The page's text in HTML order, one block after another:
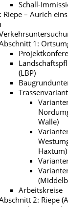
Schall-
Riepe – Aurich
1:
(LBP)
Walle)
Haxtum)
Arbeitskreise
2: Riepe